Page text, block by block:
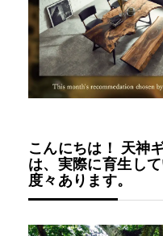
よくあるご質問
お問い合わせ
こんにちは！ 天神
は、実際に育生し
度々あります。